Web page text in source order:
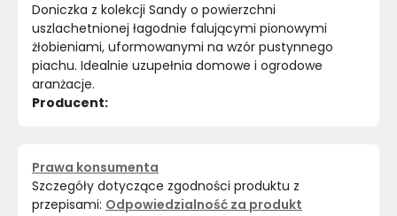
Doniczka z kolekcji Sandy o powierzchni
uszlachetnionej łagodnie falującymi pionowymi
żłobieniami, uformowanymi na wzór pustynnego
piachu. Idealnie uzupełnia domowe i ogrodowe
aranżacje.
Producent:
Prawa konsumenta
Szczegóły dotyczące zgodności produktu z
przepisami: Odpowiedzialność za produkt